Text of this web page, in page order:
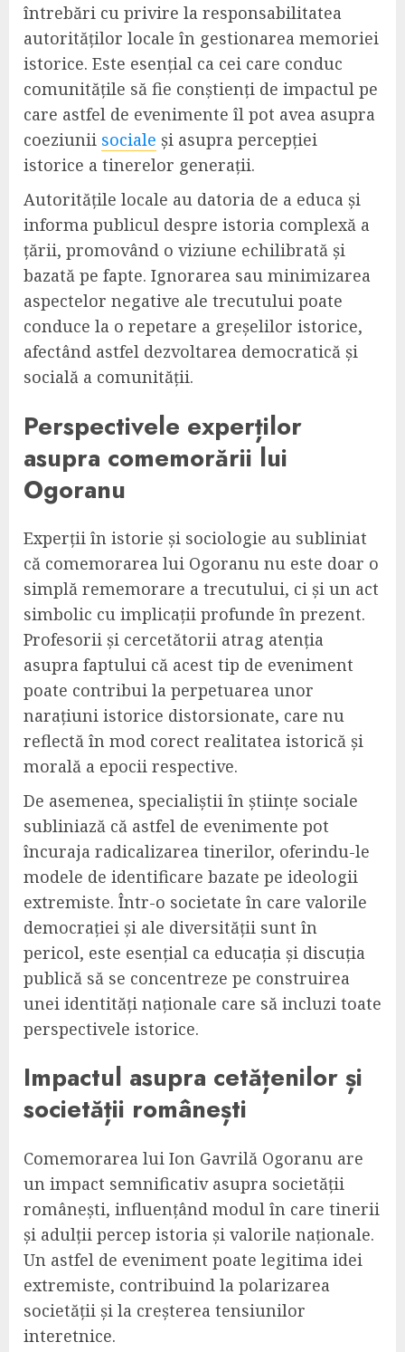
întrebări cu privire la responsabilitatea
autorităților locale în gestionarea memoriei
istorice. Este esențial ca cei care conduc
comunitățile să fie conștienți de impactul pe
care astfel de evenimente îl pot avea asupra
coeziunii sociale și asupra percepției
istorice a tinerelor generații.
Autoritățile locale au datoria de a educa și
informa publicul despre istoria complexă a
țării, promovând o viziune echilibrată și
bazată pe fapte. Ignorarea sau minimizarea
aspectelor negative ale trecutului poate
conduce la o repetare a greșelilor istorice,
afectând astfel dezvoltarea democratică și
socială a comunității.
Perspectivele experților
asupra comemorării lui
Ogoranu
Experții în istorie și sociologie au subliniat
că comemorarea lui Ogoranu nu este doar o
simplă rememorare a trecutului, ci și un act
simbolic cu implicații profunde în prezent.
Profesorii și cercetătorii atrag atenția
asupra faptului că acest tip de eveniment
poate contribui la perpetuarea unor
narațiuni istorice distorsionate, care nu
reflectă în mod corect realitatea istorică și
morală a epocii respective.
De asemenea, specialiștii în științe sociale
subliniază că astfel de evenimente pot
încuraja radicalizarea tinerilor, oferindu-le
modele de identificare bazate pe ideologii
extremiste. Într-o societate în care valorile
democrației și ale diversității sunt în
pericol, este esențial ca educația și discuția
publică să se concentreze pe construirea
unei identități naționale care să incluzi toate
perspectivele istorice.
Impactul asupra cetățenilor și
societății românești
Comemorarea lui Ion Gavrilă Ogoranu are
un impact semnificativ asupra societății
românești, influențând modul în care tinerii
și adulții percep istoria și valorile naționale.
Un astfel de eveniment poate legitima idei
extremiste, contribuind la polarizarea
societății și la creșterea tensiunilor
interetnice.